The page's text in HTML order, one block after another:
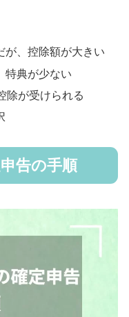
が、控除額が大きい
特典が少ない
除が受けられる
告の手順